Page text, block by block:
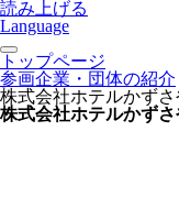
読み上げる
Language
トップページ
参画企業・団体の紹介
株式会社ホテルかずさ
株式会社ホテルかずさ